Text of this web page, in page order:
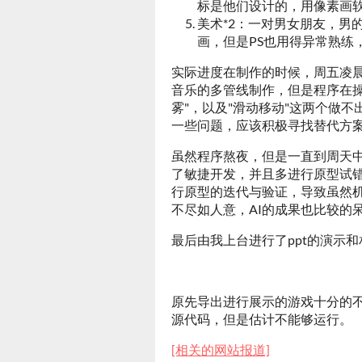
标是他们设计的，用像素画
美术*2：一对男女朋友，男
画，但是PS也用得异常熟练
实际进度在制作的时候，周五凌
音乐的多管线制作，但是程序在
雾"，以及"滑动移动"这两个做不
一些问题，应该积极寻找替代方
虽然程序熬夜，但是一直到周天
了敏捷开发，并且多进行原型试
行原型的迭代与验证，导致虽然
不尽如人意，AI的成果也比较的
最后由我上台进行了ppt的演示
原先导出进行展示的游戏十分的
源代码，但是估计不能够运行。
[相关的网站报道]